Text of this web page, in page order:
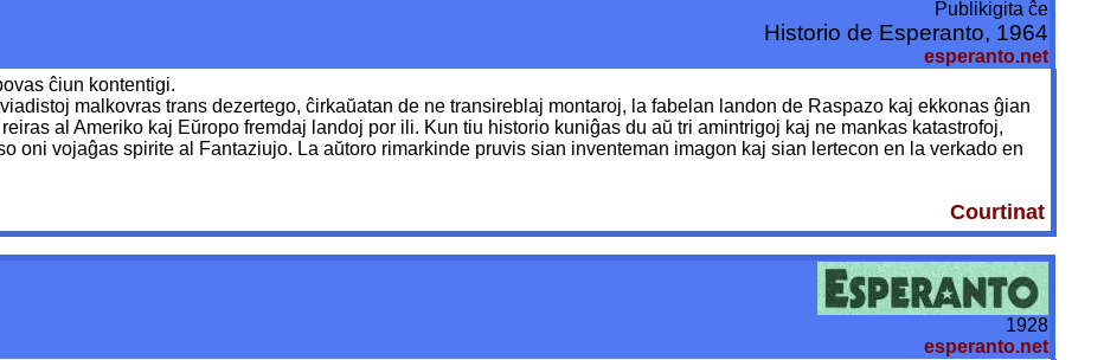
Publikigita ĉe
Historio de Esperanto, 1964
esperanto.net
ĉiun kontentigi.
malkovras trans dezertego, ĉirkaŭatan de ne transireblaj montaroj, la fabelan landon de Raspazo kaj ekkonas ĝian
al Ameriko kaj Eŭropo fremdaj landoj por ili. Kun tiu historio kuniĝas du aŭ tri amintrigoj kaj ne mankas katastrofoj,
oni vojaĝas spirite al Fantaziujo. La aŭtoro rimarkinde pruvis sian inventeman imagon kaj sian lertecon en la verkado en
Courtinat
1928
esperanto.net